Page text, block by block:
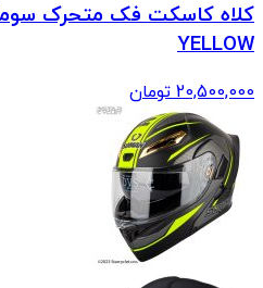
YELLOW
20,500,000 تومان